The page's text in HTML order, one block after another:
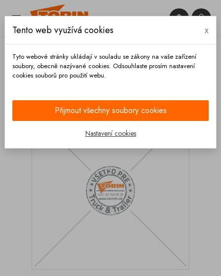
 

Tento web využívá cookies x
Tyto webové stránky ukládají v souladu se zákony na vaše zařízení
soubory, obecně nazývané cookies. Odsouhlaste prosím nastavení
cookies souborů pro použití webu.
Přijmout všechny soubory cookies
Nastavení cookies